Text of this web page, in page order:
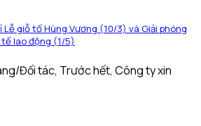
giỗ tổ Hùng Vương (10/3) và Giải phóng
lao động (1/5)
Đối tác, Trước hết, Công ty xin